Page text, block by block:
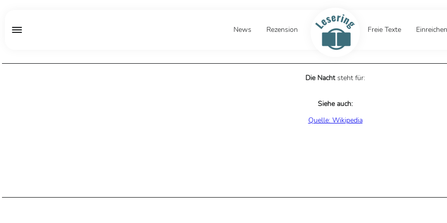
News Rezension Freie Texte Einreichen
Die Nachtsteht für:
Siehe auch:
Quelle: Wikipedia